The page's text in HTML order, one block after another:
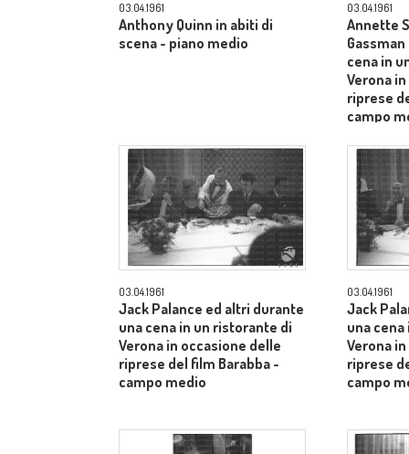
03.04.1961
Anthony Quinn in abiti di
scena - piano medio
03.04.1961
Annette
cena in
Verona
riprese
campo
03.04.1961
Jack Palance ed altri durante
una cena in un ristorante di
Verona in occasione delle
riprese del film Barabba -
campo medio
03.04.1961
Jack
una
Verona
riprese
campo